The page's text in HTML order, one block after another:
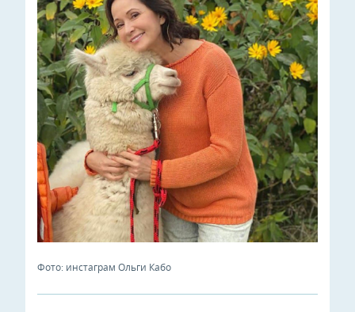
Фото: инстаграм Ольги Кабо